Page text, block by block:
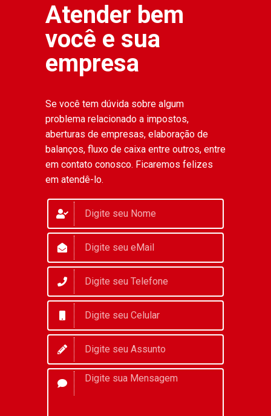
Atender bem
você e sua
empresa
Se você tem dúvida sobre algum
problema relacionado a impostos,
aberturas de empresas, elaboração de
balanços, fluxo de caixa entre outros, entre
em contato conosco. Ficaremos felizes
em atendê-lo.